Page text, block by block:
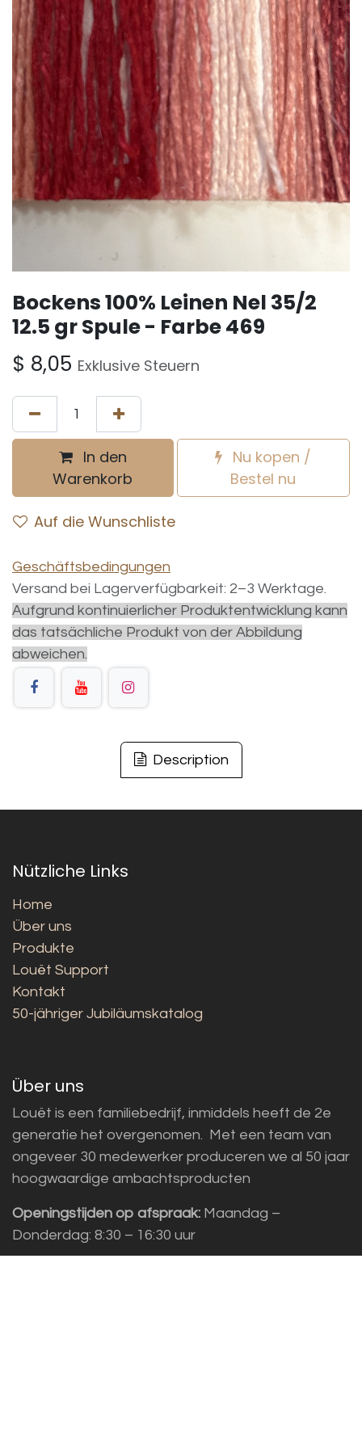
Bockens 100% Leinen Nel 35/2
12.5 gr Spule - Farbe 469
$ 8,05 Exklusive Steuern
In den
Warenkorb
Nu kopen /
Bestel nu
Auf die Wunschliste
Geschäftsbedingungen
Versand bei Lagerverfügbarkeit: 2–3 Werktage.
Aufgrund kontinuierlicher Produktentwicklung kann
das tatsächliche Produkt von der Abbildung
abweichen.
Description
Nützliche Links
Home
Über uns
Produkte
Louët Support
Kontakt
50-jähriger Jubiläumskatalog
Über uns
Louët is een familiebedrijf, inmiddels heeft de 2e
generatie het overgenomen. Met een team van
ongeveer 30 medewerker produceren we al 50 jaar
hoogwaardige ambachtsproducten
Openingstijden op afspraak: Maandag –
Donderdag: 8:30 – 16:30 uur